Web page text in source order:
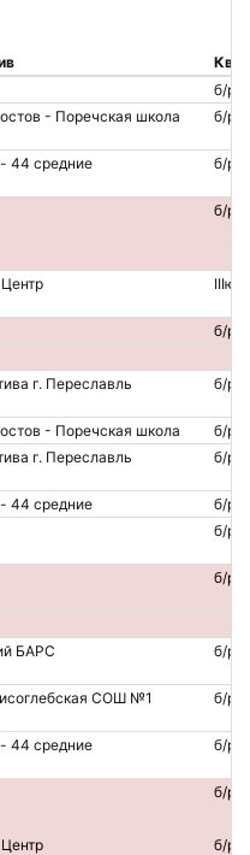
б/р
- Поречская школа б/р
44 средние б/р
б/р
IIIю
б/р
г. Переславль б/р
- Поречская школа
б/р
г. Переславль б/р
44 средние
б/р
б/р
б/р
БАРС б/р
СОШ №1 б/р
44 средние б/р
б/р
б/р